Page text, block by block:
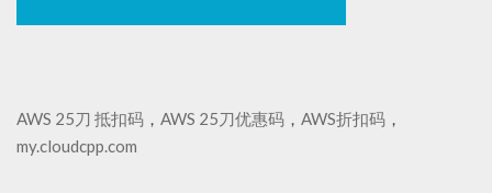
AWS 25刀 抵扣码 AWS 25刀优惠码 AWS折扣码
my.cloudcpp.com